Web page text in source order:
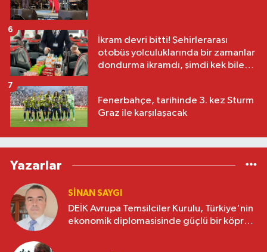
İkram devri bitti! Şehirlerarası
otobüs yolculuklarında bir zamanlar
dondurma ikramdı, şimdi kek bile
6
Fenerbahçe, tarihinde 3. kez Sturm
Graz ile karşılaşacak
7
Yazarlar
SINAN SAYGI
DEİK Avrupa Temsilciler Kurulu, Türkiye'nin
ekonomik diplomasisinde güçlü bir köprü